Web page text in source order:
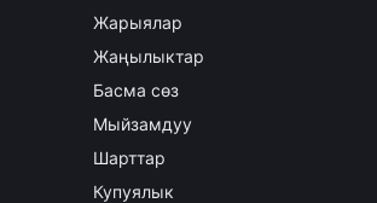
Жарыялар
Жаңылыктар
Басма сөз
Мыйзамдуу
Шарттар
Купуялык